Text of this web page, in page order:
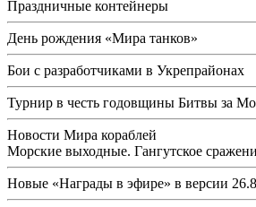
Праздничные контейнеры
День рождения «Мира танков»
Бои с разработчиками в Укрепрайонах
Турнир в честь годовщины Битвы за
Новости Мира кораблей
Морские выходные. Гангутское
Новые «Награды в эфире» в версии